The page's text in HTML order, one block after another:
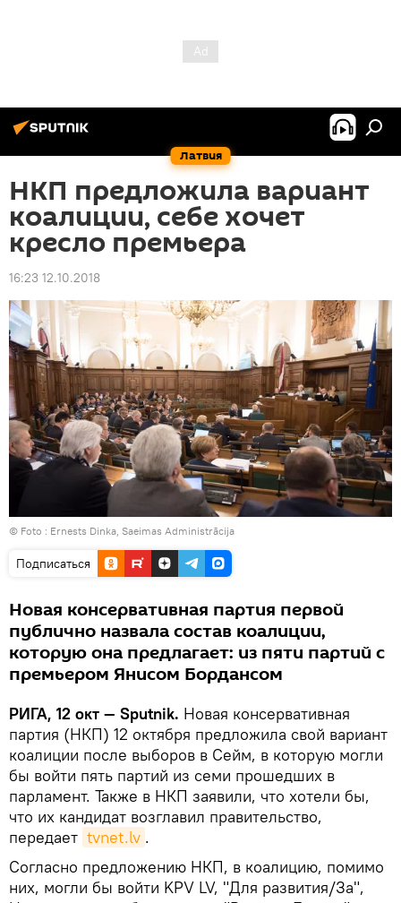
Латвия
НКП предложила вариант
коалиции, себе хочет
кресло премьера
16:23 12.10.2018
© Foto : Ernests Dinka, Saeimas Administrācija
Подписаться
Новая консервативная партия первой
публично назвала состав коалиции,
которую она предлагает: из пяти партий с
премьером Янисом Бордансом
РИГА, 12 окт — Sputnik. Новая консервативная
партия (НКП) 12 октября предложила свой вариант
коалиции после выборов в Сейм, в которую могли
бы войти пять партий из семи прошедших в
парламент. Также в НКП заявили, что хотели бы,
что их кандидат возглавил правительство,
передает tvnet.lv .
Согласно предложению НКП, в коалицию, помимо
них, могли бы войти KPV LV, "Для развития/За",